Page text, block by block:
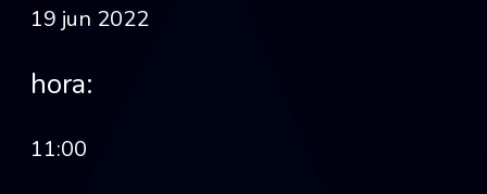
19 jun 2022
hora:
11:00